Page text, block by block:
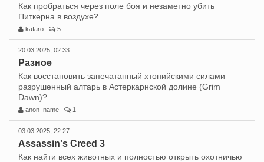
Как пробраться через поле боя и незаметно убить
Питкерна в воздухе?
kafaro 5
20.03.2025, 02:33
Разное
Как восстановить запечатанный хтонийскими силами
разрушенный алтарь в Астеркарнской долине (Grim
Dawn)?
anon_name 1
03.03.2025, 22:27
Assassin's Creed 3
Как найти всех животных и полностью открыть охотничью